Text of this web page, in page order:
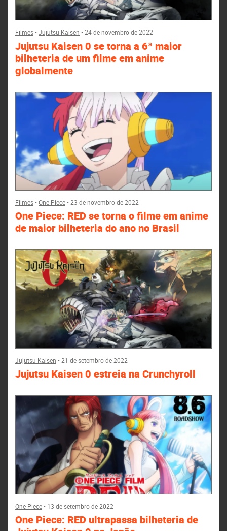
Filmes•Jujutsu Kaisen •24 de novembro de 2022
Jujutsu Kaisen 0 se torna a 6ª maior
bilheteria de um filme em anime
globalmente
Filmes•One Piece•23 de novembro de 2022
One Piece: RED se torna o filme em anime
de maior bilheteria do ano no Brasil
Jujutsu Kaisen •21 de setembro de 2022
Jujutsu Kaisen 0 estreia na Crunchyroll
One Piece• 13 de setembro de 2022
One Piece: RED ultrapassa bilheteria de